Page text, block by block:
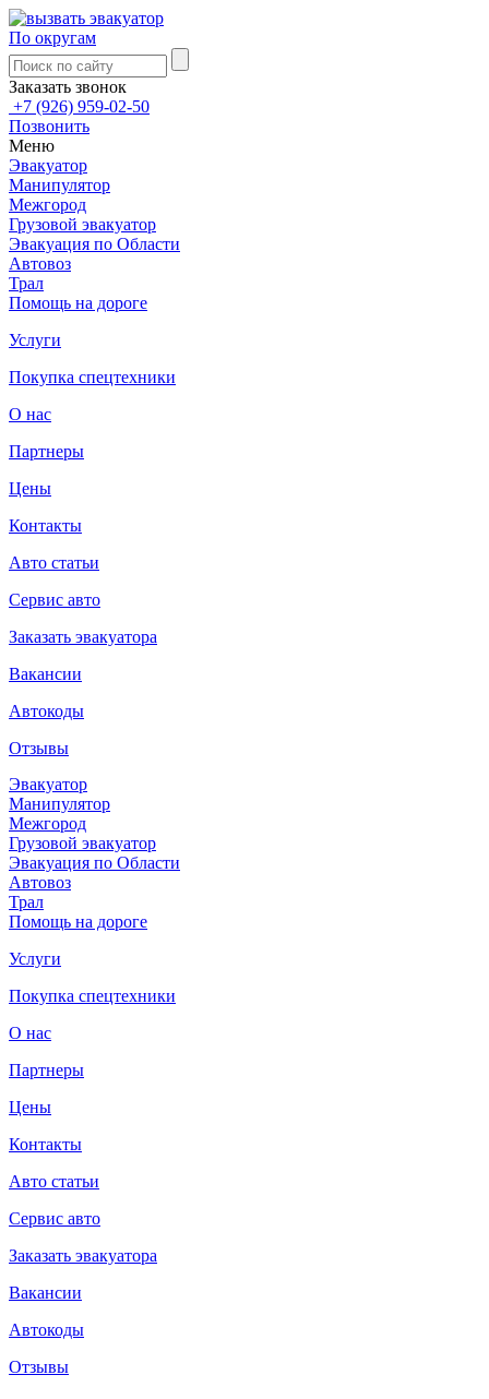
По округам
Заказать звонок
+7 (926) 959-02-50
Позвонить
Меню
Эвакуатор
Манипулятор
Межгород
Грузовой эвакуатор
Эвакуация по Области
Автовоз
Трал
Помощь на дороге
Услуги
Покупка спецтехники
О нас
Партнеры
Цены
Контакты
Авто статьи
Сервис авто
Заказать эвакуатора
Вакансии
Автокоды
Отзывы
Эвакуатор
Манипулятор
Межгород
Грузовой эвакуатор
Эвакуация по Области
Автовоз
Трал
Помощь на дороге
Услуги
Покупка спецтехники
О нас
Партнеры
Цены
Контакты
Авто статьи
Сервис авто
Заказать эвакуатора
Вакансии
Автокоды
Отзывы